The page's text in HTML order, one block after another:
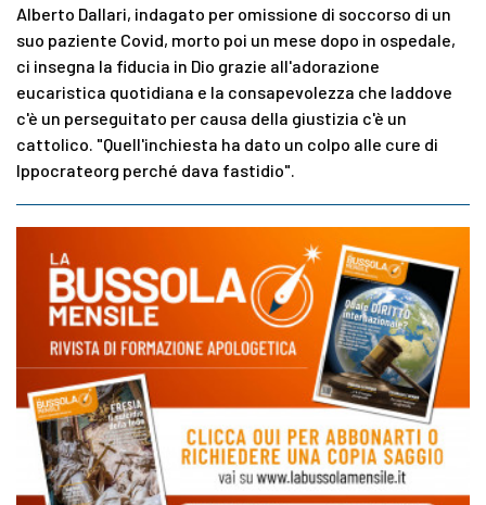
Alberto Dallari, indagato per omissione di soccorso di un
suo paziente Covid, morto poi un mese dopo in ospedale,
ci insegna la fiducia in Dio grazie all'adorazione
eucaristica quotidiana e la consapevolezza che laddove
c'è un perseguitato per causa della giustizia c'è un
cattolico. "Quell'inchiesta ha dato un colpo alle cure di
Ippocrateorg perché dava fastidio".